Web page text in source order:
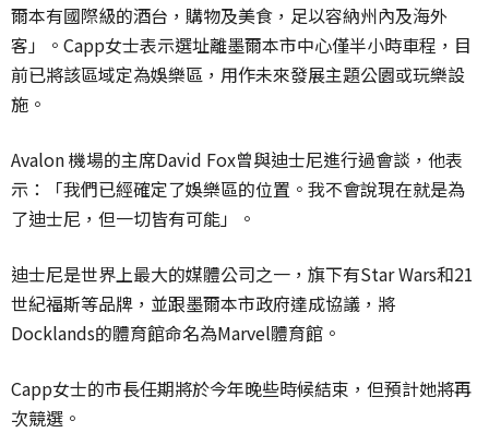
爾本有國際級的酒台，購物及美食，足以容納州內及海外
客」。Capp女士表示選址離墨爾本市中心僅半小時車程，目
前已將該區域定為娛樂區，用作未來發展主題公園或玩樂設
施。
Avalon 機場的主席David Fox曾與迪士尼進行過會談，他表
示：「我們已經確定了娛樂區的位置。我不會說現在就是為
了迪士尼，但一切皆有可能」。
迪士尼是世界上最大的媒體公司之一，旗下有Star Wars和21
世紀福斯等品牌，並跟墨爾本市政府達成協議，將
Docklands的體育館命名為Marvel體育館。
Capp女士的市長任期將於今年晚些時候結束，但預計她將再
次競選。